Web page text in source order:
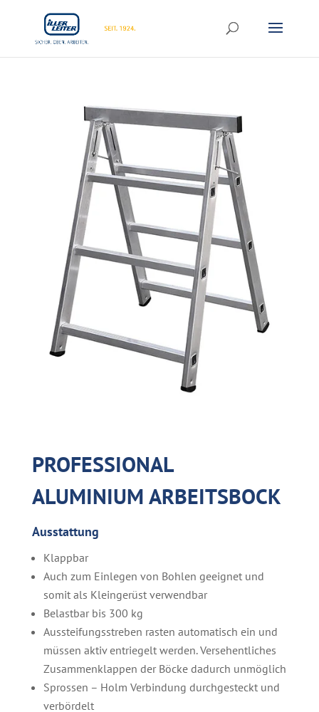
PROFESSIONAL
ALUMINIUM ARBEITSBOCK
Ausstattung
Klappbar
Auch zum Einlegen von Bohlen geeignet und
somit als Kleingerüst verwendbar
Belastbar bis 300 kg
Aussteifungsstreben rasten automatisch ein und
müssen aktiv entriegelt werden. Versehentliches
Zusammenklappen der Böcke dadurch unmöglich
Sprossen – Holm Verbindung durchgesteckt und
verbördelt